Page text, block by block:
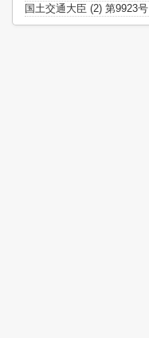
国土交通大臣 (2) 第9923号